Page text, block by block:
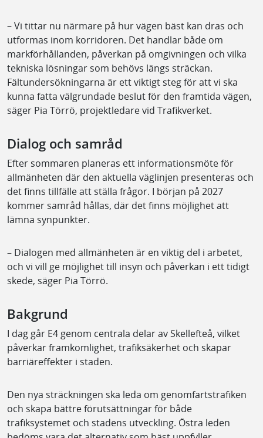
– Vi tittar nu närmare på hur vägen bäst kan dras och
utformas inom korridoren. Det handlar både om
markförhållanden, påverkan på omgivningen och vilka
tekniska lösningar som behövs längs sträckan.
Fältundersökningarna är ett viktigt steg för att vi ska
kunna fatta välgrundade beslut för den framtida vägen,
säger Pia Törrö, projektledare vid Trafikverket.
Dialog och samråd
Efter sommaren planeras ett informationsmöte för
allmänheten där den aktuella väglinjen presenteras och
det finns tillfälle att ställa frågor. I början på 2027
kommer samråd hållas, där det finns möjlighet att
lämna synpunkter.
– Dialogen med allmänheten är en viktig del i arbetet,
och vi vill ge möjlighet till insyn och påverkan i ett tidigt
skede, säger Pia Törrö.
Bakgrund
I dag går E4 genom centrala delar av Skellefteå, vilket
påverkar framkomlighet, trafiksäkerhet och skapar
barriäreffekter i staden.
Den nya sträckningen ska leda om genomfartstrafiken
och skapa bättre förutsättningar för både
trafiksystemet och stadens utveckling. Östra leden